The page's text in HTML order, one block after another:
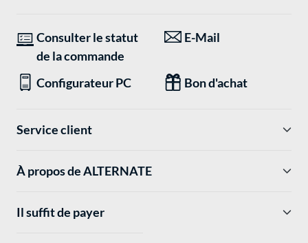
Consulter le statut
de la commande
E-Mail
Configurateur PC Bon d'achat
Service client
À propos de ALTERNATE
Il suffit de payer